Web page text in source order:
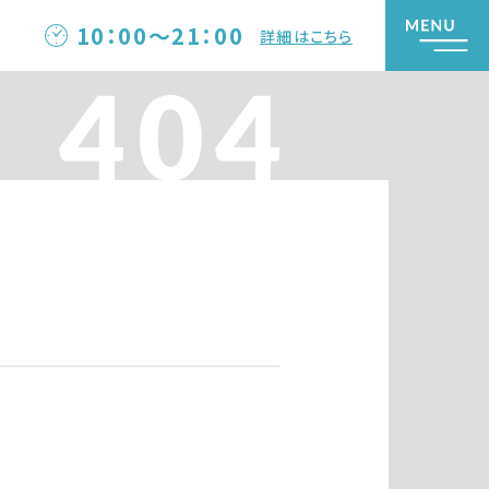
10：00～21：00 詳細はこちら